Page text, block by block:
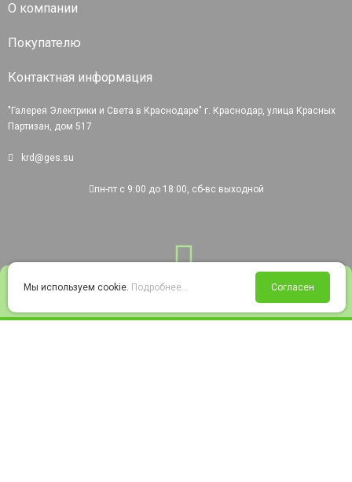
Войти Избранное Корзина
О компании
Покупателю
Контактная информация
"Галерея Электрики и Света в Краснодаре" г. Краснодар, улица Красных
Партизан, дом 517
krd@ges.su
пн-пт с 9:00 до 18:00, сб-вс выходной
Мы используем cookie. Подробнее... Согласен